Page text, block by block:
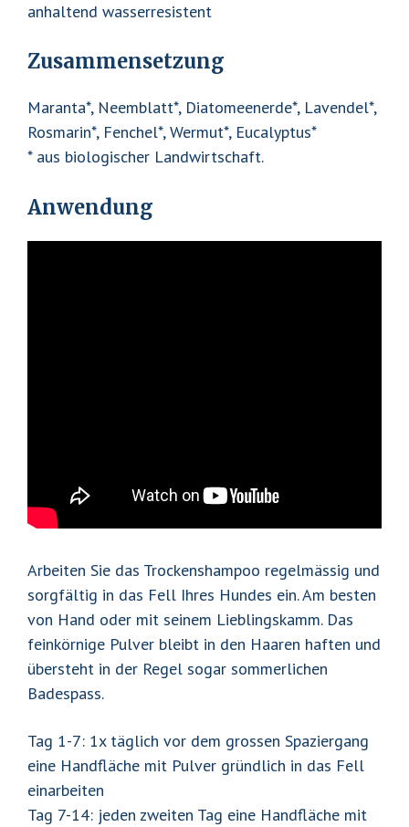
anhaltend wasserresistent
Zusammensetzung
Maranta*, Neemblatt*, Diatomeenerde*, Lavendel*,
Rosmarin*, Fenchel*, Wermut*, Eucalyptus*
* aus biologischer Landwirtschaft.
Anwendung
Arbeiten Sie das Trockenshampoo regelmässig und
sorgfältig in das Fell Ihres Hundes ein. Am besten
von Hand oder mit seinem Lieblingskamm. Das
feinkörnige Pulver bleibt in den Haaren haften und
übersteht in der Regel sogar sommerlichen
Badespass.
Tag 1-7: 1x täglich vor dem grossen Spaziergang
eine Handfläche mit Pulver gründlich in das Fell
einarbeiten
Tag 7-14: jeden zweiten Tag eine Handfläche mit